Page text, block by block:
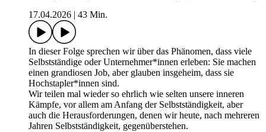
17.04.2026
43 Min.
In dieser Folge sprechen wir über das Phänomen, dass viele
Selbstständige oder Unternehmer*innen erleben: Sie machen
einen grandiosen Job, aber glauben insgeheim, dass sie
Hochstapler*innen sind.
Wir teilen mal wieder so ehrlich wie selten unsere inneren
Kämpfe, vor allem am Anfang der Selbstständigkeit, aber
auch die Herausforderungen, denen wir heute, nach mehreren
Jahren Selbstständigkeit, gegenüberstehen.